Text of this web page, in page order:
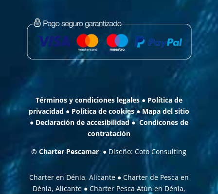
Términos y condiciones legales ● Política de
privacidad ● Política de cookies●Mapa del sitio
● Declaración de accesibilidad●Condicones de
contratación
©Charter Pescamar ● Diseño:Coto Consulting
Charter en Dénia, Alicante ● Charter de Pesca en
Dénia, Alicante● Charter Pesca Atún en Dénia,